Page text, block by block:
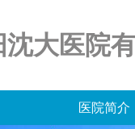
大医院
医院简介